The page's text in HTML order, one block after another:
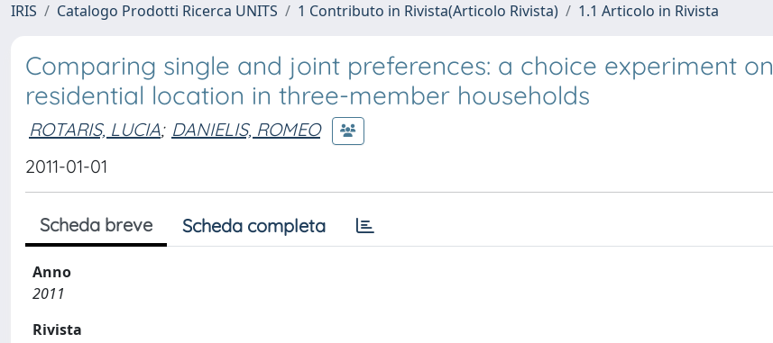
IRIS Catalogo Prodotti Ricerca UNITS 1 Contributo in Rivista(Articolo Rivista) 1.1 Articolo in Rivista
Comparing single and joint preferences: a choice experiment on
residential location in three-member households
ROTARIS, LUCIA; DANIELIS, ROMEO
2011-01-01
Scheda breve Scheda completa
Anno
2011
Rivista